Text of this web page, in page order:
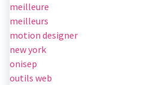
meilleure
meilleurs
motion designer
new york
onisep
outils web